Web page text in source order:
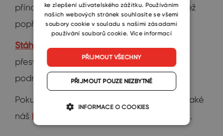
přínosem, takže nám nezbývá nic jiného, než
popřát hodně štěstí při obchodování!
Stáhněte si eWay-CRM Freea sami se
přesvědčte, jak CRM může podpořit Vaše
podnikání.
Pokud chcete být stále v obraze, sledujte také
náš blog Twitter.
ke zlepšení uživatelského zážitku. Používáním
našich webových stránek souhlasíte se všemi
soubory cookie v souladu s našimi zásadami
používání souborů cookie. Více informací
PŘIJMOUT VŠECHNY
PŘIJMOUT POUZE NEZBYTNÉ
INFORMACE O COOKIES